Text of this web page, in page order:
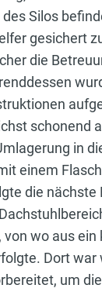
Silos
gesichert
die
schonend
in
einem
die nächste
wo aus
Dort war
um